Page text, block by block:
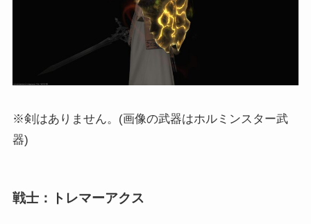
※剣はありません。(画像の武器はホルミンスター武
器)
戦士：トレマーアクス